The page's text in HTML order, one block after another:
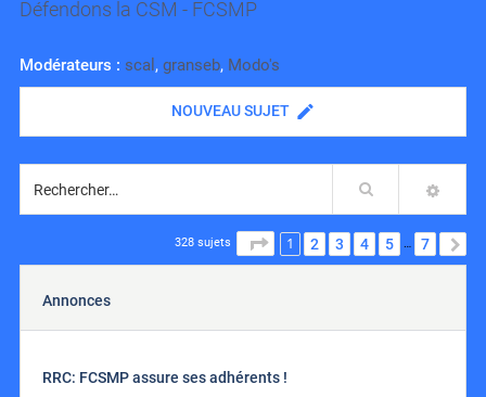
Défendons la CSM - FCSMP
Modérateurs : scal , granseb, Modo's
NOUVEAU SUJET
Rechercher
328 sujets PAGE 1 SUR 7
1 2 3 4 5 … 7
Annonces
RRC: FCSMP assure ses adhérents !